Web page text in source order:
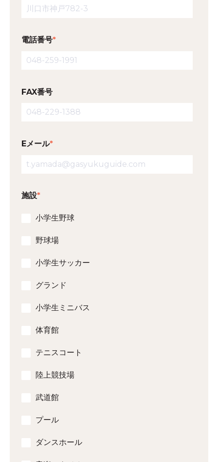
電話番号*
FAX番号
Eメール*
施設*
小学生野球
野球場
小学生サッカー
グランド
小学生ミニバス
体育館
テニスコート
陸上競技場
武道館
プール
ダンスホール